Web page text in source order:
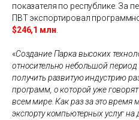
показателя по республике. За
ПВТ экспортировал
$246,1 млн
«Создание Парка высоких
относительно небольшой
получить развитую индустрию
программ, о которой уже
всем мире. Как раз за это
экспорту компьютерных услуг